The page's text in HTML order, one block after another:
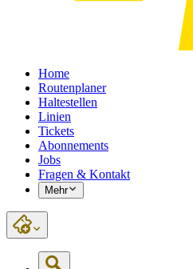
Home
Routenplaner
Haltestellen
Linien
Tickets
Abonnements
Jobs
Fragen & Kontakt
Mehr